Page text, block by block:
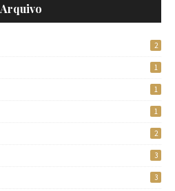
Arquivo
2
1
1
1
2
3
3